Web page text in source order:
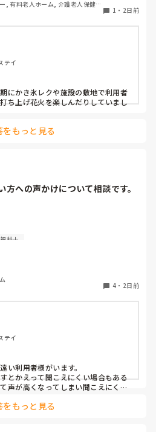
, 有料老人ホーム, 介護老人保健施
1 ・ 2日前
テイ
にかき氷レクや施設の敷地で利用者
ち上げ花火を楽しんだりしていまし
験にもなりますね！
をもっと見る
への声かけについて相談です。
ていない利用者様への声かけにつ
ゆっくり耳元でお話しする」とい
だける方なので何とか理解しても
あります。
うな方と関わる際に工夫している
に意思疎通ができる良い方法など
祉士
4 ・ 2日前
テイ
い利用者様がいます。
とかえって聞こえにくい場合もある
声が高くなってしまい聞こえにくい
をもっと見る